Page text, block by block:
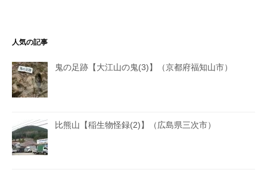
人気の記事
鬼の足跡【大江山の鬼(3)】（京都府福知山市）
比熊山【稲生物怪録(2)】（広島県三次市）